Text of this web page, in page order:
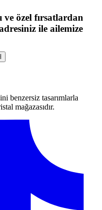
özel fırsatlardan
ile ailemize
benzersiz tasarımlarla
mağazasıdır.